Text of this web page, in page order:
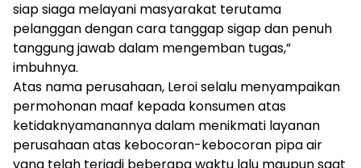
siap siaga melayani masyarakat terutama
pelanggan dengan cara tanggap sigap dan penuh
tanggung jawab dalam mengemban tugas,”
imbuhnya.
Atas nama perusahaan, Leroi selalu menyampaikan
permohonan maaf kepada konsumen atas
ketidaknyamanannya dalam menikmati layanan
perusahaan atas kebocoran-kebocoran pipa air